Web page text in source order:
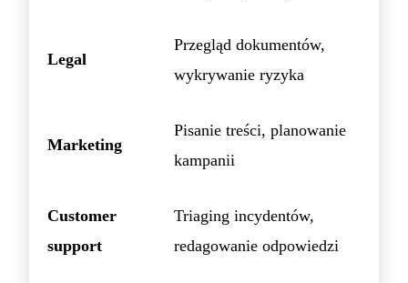
Legal
Przegląd dokumentów,
wykrywanie ryzyka
Marketing
Pisanie treści, planowanie
kampanii
Customer
support
Triaging incydentów,
redagowanie odpowiedzi